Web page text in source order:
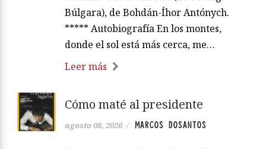
Búlgara), de Bohdán-Íhor Antónych.
***** Autobiografía En los montes,
donde el sol está más cerca, me…
Leer más
Cómo maté al presidente
agosto 08, 2026 / MARCOS DOSANTOS